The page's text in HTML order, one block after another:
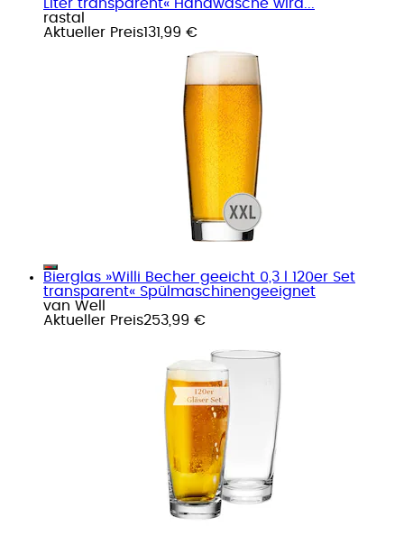
Liter transparent« Handwäsche wird...
rastal
Aktueller Preis131,99 €
Bierglas »Willi Becher geeicht 0,3 l 120er Set
transparent« Spülmaschinengeeignet
van Well
Aktueller Preis253,99 €